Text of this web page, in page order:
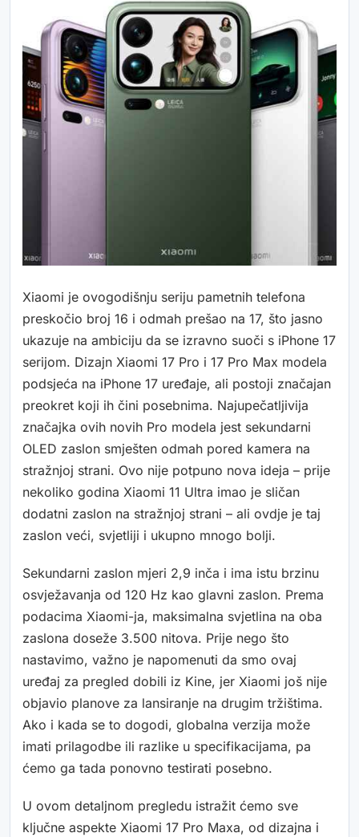
Xiaomi je ovogodišnju seriju pametnih telefona
preskočio broj 16 i odmah prešao na 17, što jasno
ukazuje na ambiciju da se izravno suoči s iPhone 17
serijom. Dizajn Xiaomi 17 Pro i 17 Pro Max modela
podsjeća na iPhone 17 uređaje, ali postoji značajan
preokret koji ih čini posebnima. Najupečatljivija
značajka ovih novih Pro modela jest sekundarni
OLED zaslon smješten odmah pored kamera na
stražnjoj strani. Ovo nije potpuno nova ideja – prije
nekoliko godina Xiaomi 11 Ultra imao je sličan
dodatni zaslon na stražnjoj strani – ali ovdje je taj
zaslon veći, svjetliji i ukupno mnogo bolji.
Sekundarni zaslon mjeri 2,9 inča i ima istu brzinu
osvježavanja od 120 Hz kao glavni zaslon. Prema
podacima Xiaomi-ja, maksimalna svjetlina na oba
zaslona doseže 3.500 nitova. Prije nego što
nastavimo, važno je napomenuti da smo ovaj
uređaj za pregled dobili iz Kine, jer Xiaomi još nije
objavio planove za lansiranje na drugim tržištima.
Ako i kada se to dogodi, globalna verzija može
imati prilagodbe ili razlike u specifikacijama, pa
ćemo ga tada ponovno testirati posebno.
U ovom detaljnom pregledu istražit ćemo sve
ključne aspekte Xiaomi 17 Pro Maxa, od dizajna i